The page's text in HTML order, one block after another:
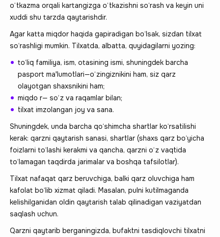
o‘tkazma orqali kartangizga o‘tkazishni so‘rash va keyin uni
xuddi shu tarzda qaytarishdir.
Agar katta miqdor haqida gapiradigan bo‘lsak, sizdan tilxat
so‘rashligi mumkin. Tilxatda, albatta, quyidagilarni yozing:
to‘liq familiya, ism, otasining ismi, shuningdek barcha
pasport ma'lumotlari—o‘zingiznikini ham, siz qarz
olayotgan shaxsnikini ham;
miqdo r— so‘z va raqamlar bilan;
tilxat imzolangan joy va sana.
Shuningdek, unda barcha qo‘shimcha shartlar ko‘rsatilishi
kerak: qarzni qaytarish sanasi, shartlar (shaxs qarz bo‘yicha
foizlarni to‘lashi kerakmi va qancha, qarzni o‘z vaqtida
to‘lamagan taqdirda jarimalar va boshqa tafsilotlar).
Tilxat nafaqat qarz beruvchiga, balki qarz oluvchiga ham
kafolat bo‘lib xizmat qiladi. Masalan, pulni kutilmaganda
kelishilganidan oldin qaytarish talab qilinadigan vaziyatdan
saqlash uchun.
Qarzni qaytarib berganingizda, bufaktni tasdiqlovchi tilxatni